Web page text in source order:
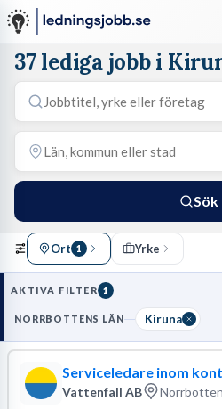
37 lediga jobb i
Sök
Ort 1 Yrke
AKTIVA FILTER 1
NORRBOTTENS LÄN Kiruna
Serviceledare inom
Vattenfall AB